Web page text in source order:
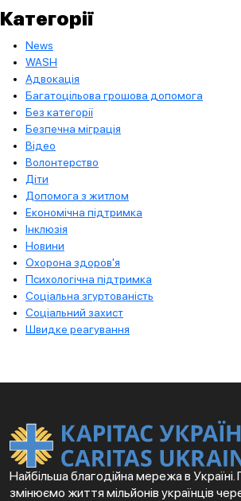
Категорії
News
WASH
Адвокація
Багатоцільова грошова допомога
Без категорії
Безпечна міграція
Відео
Волонтерство
Діти
Допомога з житлом
Економічна підтримка
Інклюзія
Новини
Охорона здоров'я
Психологічна підтримка
Соціальна згуртованість
Соціальний захист
Швидке реагування
Найбільша благодійна мережа в Україні.
змінюємо життя мільйонів українців